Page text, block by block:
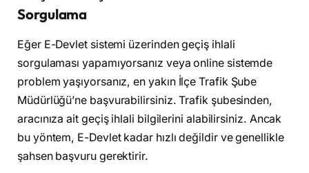
Sorgulama
Eğer E-Devlet sistemi üzerinden geçiş ihlali
sorgulaması yapamıyorsanız veya online sistemde
problem yaşıyorsanız, en yakın İlçe Trafik Şube
Müdürlüğü’ne başvurabilirsiniz. Trafik şubesinden,
aracınıza ait geçiş ihlali bilgilerini alabilirsiniz. Ancak
bu yöntem, E-Devlet kadar hızlı değildir ve genellikle
şahsen başvuru gerektirir.